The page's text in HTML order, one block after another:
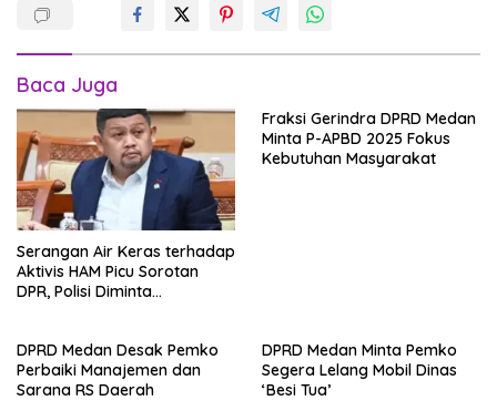
Baca Juga
Serangan Air Keras terhadap
Aktivis HAM Picu Sorotan
DPR, Polisi Diminta
Fraksi Gerindra DPRD Medan
Minta P-APBD 2025 Fokus
Kebutuhan Masyarakat
DPRD Medan Desak Pemko
Perbaiki Manajemen dan
Sarana RS Daerah
DPRD Medan Minta Pemko
Segera Lelang Mobil Dinas
‘Besi Tua’